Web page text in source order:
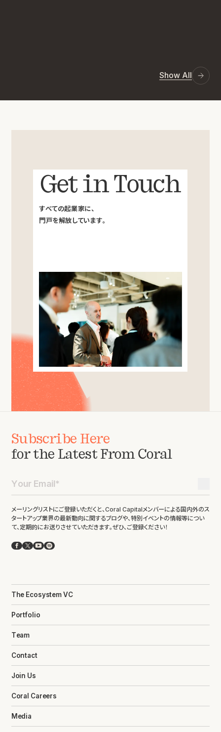
Show All
Get in Touch
すべての起業家に、
門戸を解放しています。
Subscribe Here
for the Latest From Coral
メーリングリストにご登録いただくと、Coral Capitalメンバーによる国内外のス
タートアップ業界の最新動向に関するブログや、特別イベントの情報等につい
て、定期的にお送りさせていただきます。ぜひ、ご登録ください！
Facebook
X YouTube
Spotify
The Ecosystem VC
Portfolio
Team
Contact
Join Us
Coral Careers
Media